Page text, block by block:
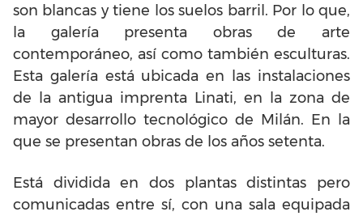
son blancas y tiene los suelos barril. Por lo que,
la galería presenta obras de arte
contemporáneo, así como también esculturas.
Esta galería está ubicada en las instalaciones
de la antigua imprenta Linati, en la zona de
mayor desarrollo tecnológico de Milán. En la
que se presentan obras de los años setenta.
Está dividida en dos plantas distintas pero
comunicadas entre sí, con una sala equipada